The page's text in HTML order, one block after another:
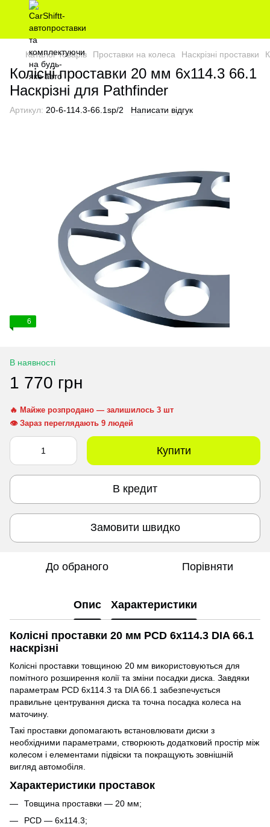
Каталог товарів Проставки на колеса Наскрізні проставки
Колісні проставки 20 мм 6х114.3 66.1
Наскрізні для Pathfinder
Артикул: 20-6-114.3-66.1sp/2 Написати відгук
6
В наявності
1 770 грн
🔥 Майже розпродано — залишилось 3 шт
👁 Зараз переглядають 9 людей
Купити
В кредит
Замовити швидко
До обраного Порівняти
Опис Характеристики
Колісні проставки 20 мм PCD 6x114.3 DIA 66.1
наскрізні
Колісні проставки товщиною 20 мм використовуються для
помітного розширення колії та зміни посадки диска. Завдяки
параметрам PCD 6x114.3 та DIA 66.1 забезпечується
правильне центрування диска та точна посадка колеса на
маточину.
Такі проставки допомагають встановлювати диски з
необхідними параметрами, створюють додатковий простір між
колесом і елементами підвіски та покращують зовнішній
вигляд автомобіля.
Характеристики проставок
Товщина проставки — 20 мм;
PCD — 6x114.3;